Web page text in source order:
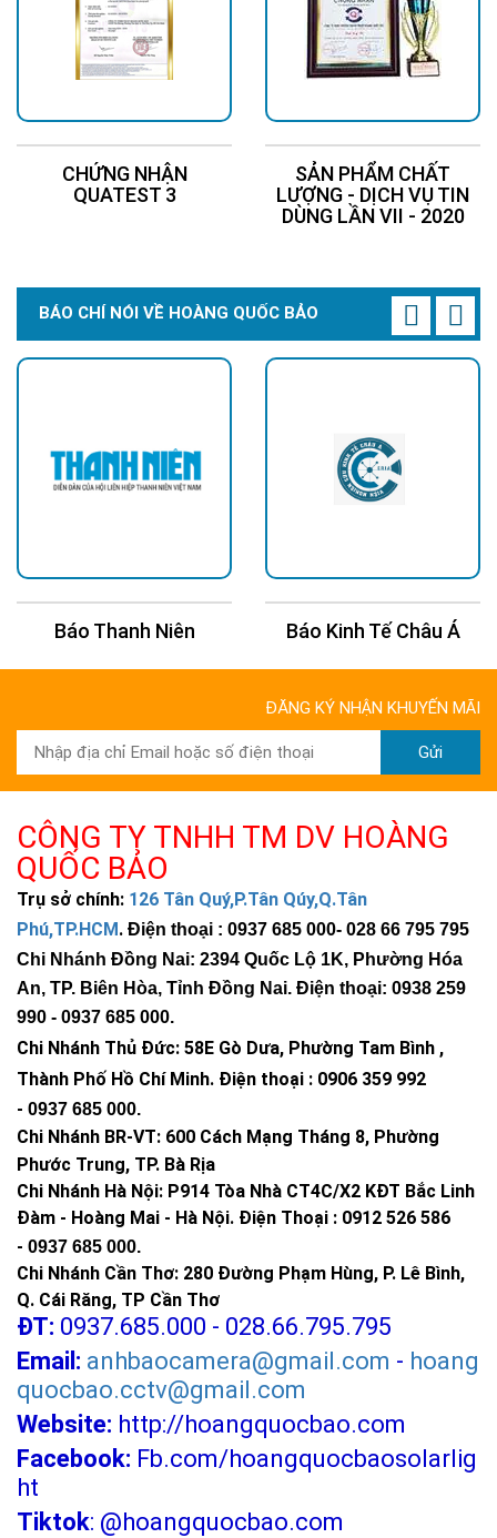
CHỨNG NHẬN
QUATEST 3
SẢN PHẨM CHẤT
LƯỢNG - DỊCH VỤ TIN
DÙNG LẦN VII - 2020
BÁO CHÍ NÓI VỀ HOÀNG QUỐC BẢO
Báo Thanh Niên Báo Kinh Tế Châu Á
ĐĂNG KÝ NHẬN KHUYẾN MÃI
Gửi
CÔNG TY TNHH TM DV HOÀNG
QUỐC BẢO
Trụ sở chính: 126 Tân Quý,P.Tân Qúy,Q.Tân
Phú,TP.HCM . Điện thoại : 0937 685 000- 028 66 795 795
Chi Nhánh Đồng Nai: 2394 Quốc Lộ 1K, Phường Hóa
An, TP. Biên Hòa, Tỉnh Đồng Nai. Điện thoại: 0938 259
990 - 0937 685 000.
Chi Nhánh Thủ Đức: 58E Gò Dưa, Phường Tam Bình ,
Thành Phố Hồ Chí Minh. Điện thoại : 0906 359 992
- 0937 685 000.
Chi Nhánh BR-VT: 600 Cách Mạng Tháng 8, Phường
Phước Trung, TP. Bà Rịa
Chi Nhánh Hà Nội: P914 Tòa Nhà CT4C/X2 KĐT Bắc Linh
Đàm - Hoàng Mai - Hà Nội. Điện Thoại : 0912 526 586
- 0937 685 000.
Chi Nhánh Cần Thơ: 280 Đường Phạm Hùng, P. Lê Bình,
Q. Cái Răng, TP Cần Thơ
ĐT: 0937.685.000 - 028.66.795.795
Email: anhbaocamera@gmail.com - hoang
quocbao.cctv@gmail.com
Website: http://hoangquocbao.com
Facebook: Fb.com/hoangquocbaosolarlig
ht
Tiktok: @hoangquocbao.com